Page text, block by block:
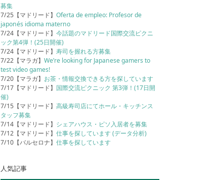
募集
7/25【マドリード】Oferta de empleo: Profesor de
japonés idioma materno
7/24【マドリード】今話題のマドリード国際交流ピクニ
ック第4弾！(25日開催)
7/24【マドリード】寿司を握れる方募集
7/22【マラガ】We’re looking for Japanese gamers to
test video games!
7/20【マラガ】 お茶・情報交換できる方を探しています
7/17【マドリード】 国際交流ピクニック 第3弾！(17日開
催)
7/15【マドリード】高級寿司店にてホール・キッチンス
タッフ募集
7/14【マドリード】 シェアハウス・ピソ入居者を募集
7/12【マドリード】仕事を探しています (データ分析)
7/10【バルセロナ】仕事を探しています
人気記事